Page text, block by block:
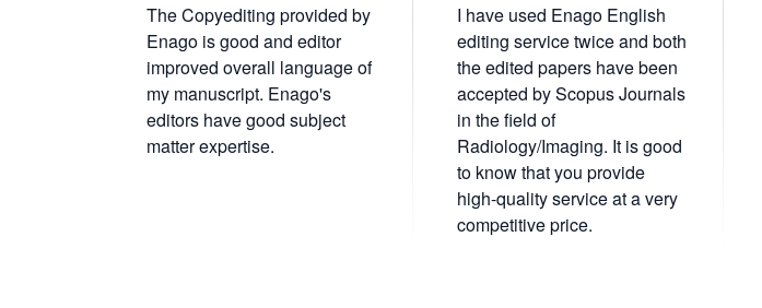
The Copyediting provided by
Enago is good and editor
improved overall language of
my manuscript. Enago's
editors have good subject
matter expertise.
I have used Enago English
editing service twice and both
the edited papers have been
accepted by Scopus Journals
in the field of
Radiology/Imaging. It is good
to know that you provide
high-quality service at a very
competitive price.